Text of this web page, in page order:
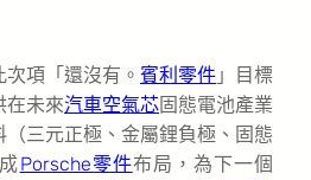
次項「還沒有。 賓利零件 」目標
在未來汽車空氣芯固態電池產業
三元正極、金屬鋰負極、固態
Porsche零件布局，為下一個